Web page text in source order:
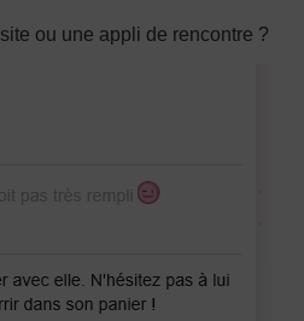
ou une appli de rencontre ?